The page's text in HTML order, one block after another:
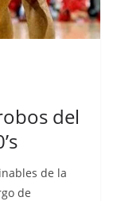
del
de la
de